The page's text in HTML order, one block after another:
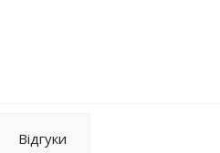
Відгуки